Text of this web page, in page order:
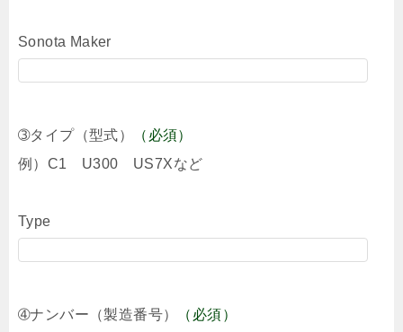
Sonota Maker
➂タイプ（型式）
（必須）
例）C1 U300 US7Xなど
Type
➃ナンバー（製造番号）
（必須）